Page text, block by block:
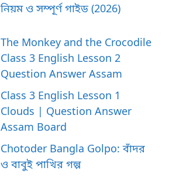
নিয়ম ও সম্পূর্ণ গাইড (2026)
The Monkey and the Crocodile
Class 3 English Lesson 2
Question Answer Assam
Class 3 English Lesson 1
Clouds | Question Answer
Assam Board
Chotoder Bangla Golpo: বাঁদর
ও বাবুই পাখির গল্প